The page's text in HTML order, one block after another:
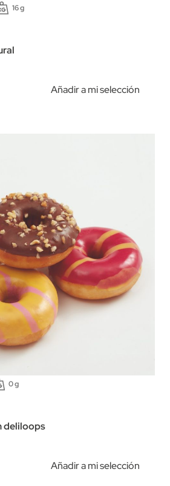
16 g
Añadir a mi selección
0 g
deliloops
Añadir a mi selección